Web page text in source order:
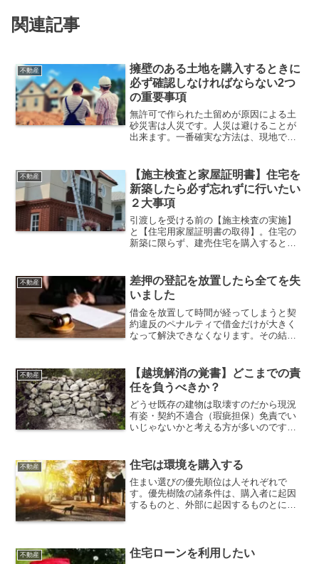
関連記事
不動産
擁壁のある土地を購入するときに
必ず確認しなければならない2つ
の重要事項
無許可で作られた土留めが原因による土
砂災害は人災です。人災は避けることが
出来ます。一番確実な方法は、現地で実
不動産
【施主検査と家屋証明書】住宅を
新築したら必ず忘れずに行いたい
２大事項
引渡しを受ける前の【施主検査の実施】
と【住宅用家屋証明書の取得】。住宅の
新築に限らず、建売住宅を購入するとき
事項。
不動産
差押の登記を放置したら全てを失
いました
借金を放置して時間が経ってしまうと契
約違反のペナルティで借金だけが大きく
なって解決できなくなります。その結
めには早めに行動するしかありません。
不動産
【越境解消の覚書】どこまでの責
任を負うべきか？
どうせ既存の建物は取壊すのだから現況
有姿・契約不適合（瑕疵担保）免責でい
いじゃないかと考える方が多いのです
この部分の条件のすり合わせが売買価格
に大きく影響してきます。
不動産 住宅は環境を購入する
住まい選びの優先順位は人それぞれで
す。優先樹陰の諸条件は、購入者に起因
するものと、外部に起因するものとに分
が高くなりやすいです。
不動産 住宅ローンを利用したい